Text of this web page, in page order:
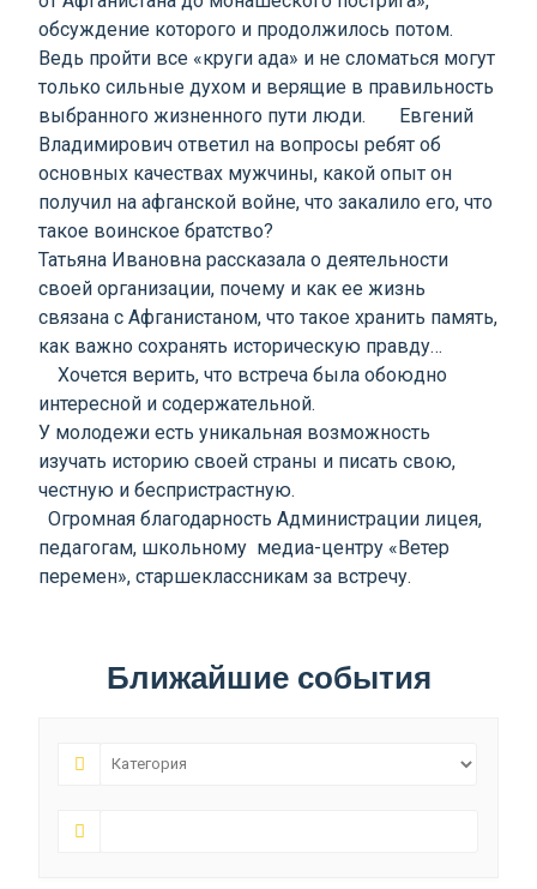
обсуждение которого и продолжилось потом.
Ведь пройти все «круги ада» и не сломаться могут
только сильные духом и верящие в правильность
выбранного жизненного пути люди. Евгений
Владимирович ответил на вопросы ребят об
основных качествах мужчины, какой опыт он
получил на афганской войне, что закалило его, что
такое воинское братство?
Татьяна Ивановна рассказала о деятельности
своей организации, почему и как ее жизнь
связана с Афганистаном, что такое хранить память,
как важно сохранять историческую правду…
Хочется верить, что встреча была обоюдно
интересной и содержательной.
У молодежи есть уникальная возможность
изучать историю своей страны и писать свою,
честную и беспристрастную.
Огромная благодарность Администрации лицея,
педагогам, школьному медиа-центру «Ветер
перемен», старшеклассникам за встречу.
Ближайшие события